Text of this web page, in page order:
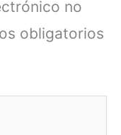
no
obligatorios